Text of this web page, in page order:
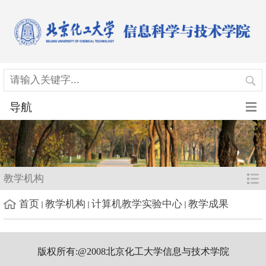
导航
教学机构
首页 教学机构 计算机教学实验中心 教学成果
版权所有:@2008北京化工大学信息与技术学院